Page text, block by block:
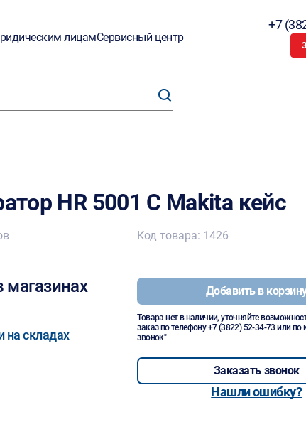
лицамСервисный центр
+7
HR 5001 С Makita кейс
магазинах
на складах
Код товара: 1426
Добавить в
Товара нет в наличии, уточняйте
заказ по телефону+7 (3822) 52-34-73 или по
звонок"
Заказать звонок
Нашли ошибку?